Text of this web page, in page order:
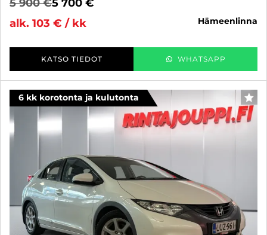
5 900 €5 700 €
alk. 103 € / kk
hämeenlinna
KATSO TIEDOT WHATSAPP
6 kk korotonta ja kulutonta